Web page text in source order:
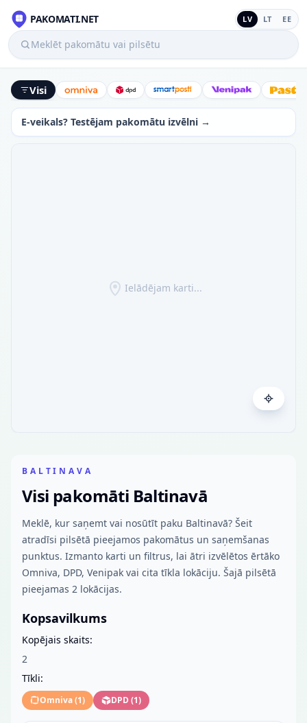
PAKOMATI.NET LV LT EE
Meklēt pakomātu vai pilsētu
Visi Omniva DPD SmartPostiVenipak
E-veikals? Testējam pakomātu izvēlni →
Ielādējam karti...
BALTINAVA
Visi pakomāti Baltinavā
Meklē, kur saņemt vai nosūtīt paku Baltinavā? Šeit
atradīsi pilsētā pieejamos pakomātus un saņemšanas
punktus. Izmanto karti un filtrus, lai ātri izvēlētos ērtāko
Omniva, DPD, Venipak vai cita tīkla lokāciju. Šajā pilsētā
pieejamas 2 lokācijas.
Kopsavilkums
Kopējais skaits:
2
Tīkli:
Omniva(1) DPD(1)